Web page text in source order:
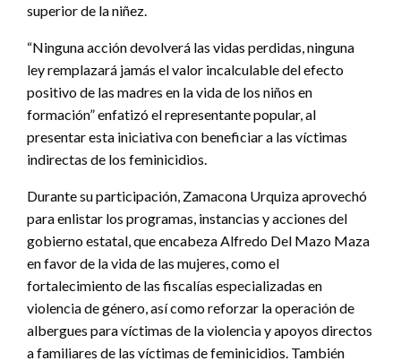
superior de la niñez.
“Ninguna acción devolverá las vidas perdidas, ninguna
ley remplazará jamás el valor incalculable del efecto
positivo de las madres en la vida de los niños en
formación” enfatizó el representante popular, al
presentar esta iniciativa con beneficiar a las víctimas
indirectas de los feminicidios.
Durante su participación, Zamacona Urquiza aprovechó
para enlistar los programas, instancias y acciones del
gobierno estatal, que encabeza Alfredo Del Mazo Maza
en favor de la vida de las mujeres, como el
fortalecimiento de las fiscalías especializadas en
violencia de género, así como reforzar la operación de
albergues para víctimas de la violencia y apoyos directos
a familiares de las víctimas de feminicidios. También